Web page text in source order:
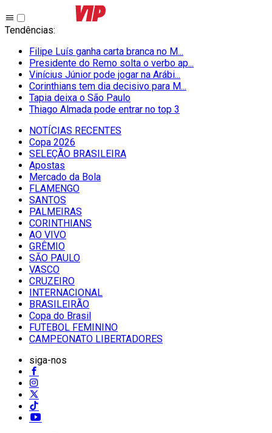
Tendências:
Filipe Luís ganha carta branca no M...
Presidente do Remo solta o verbo ap...
Vinícius Júnior pode jogar na Arábi...
Corinthians tem dia decisivo para M...
Tapia deixa o São Paulo
Thiago Almada pode entrar no top 3
NOTÍCIAS RECENTES
Copa 2026
SELEÇÃO BRASILEIRA
Apostas
Mercado da Bola
FLAMENGO
SANTOS
PALMEIRAS
CORINTHIANS
AO VIVO
GRÊMIO
SĀO PAULO
VASCO
CRUZEIRO
INTERNACIONAL
BRASILEIRÃO
Copa do Brasil
FUTEBOL FEMININO
CAMPEONATO LIBERTADORES
siga-nos